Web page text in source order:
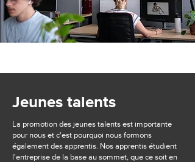
Jeunes talents
La promotion des jeunes talents est importante
pour nous et c'est pourquoi nous formons
également des apprentis. Nos apprentis étudient
l'entreprise de la base au sommet, que ce soit en